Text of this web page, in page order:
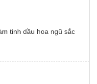
tinh dầu hoa ngũ sắc